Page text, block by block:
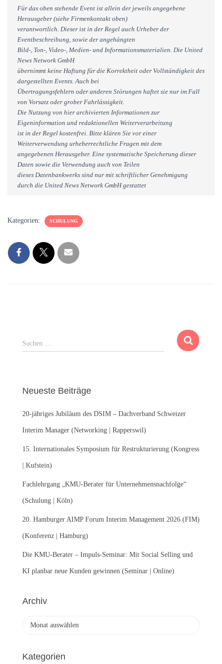
Für das oben stehende Event ist allein der jeweils angegebene
Herausgeber (siehe Firmenkontakt oben)
verantwortlich. Dieser ist in der Regel auch Urheber der
Eventbeschreibung, sowie der angehängten
Bild-, Ton-, Video-, Medien- und Informationsmaterialien. Die United
News Network GmbH
übernimmt keine Haftung für die Korrektheit oder Vollständigkeit des
dargestellten Events. Auch bei
Übertragungsfehlern oder anderen Störungen haftet sie nur im Fall
von Vorsatz oder grober Fahrlässigkeit.
Die Nutzung von hier archivierten Informationen zur
Eigeninformation und redaktionellen Weiterverarbeitung
ist in der Regel kostenfrei. Bitte klären Sie vor einer
Weiterverwendung urheberrechtliche Fragen mit dem
angegebenen Herausgeber. Eine systematische Speicherung dieser
Daten sowie die Verwendung auch von Teilen
dieses Datenbankwerks sind nur mit schriftlicher Genehmigung
durch die United News Network GmbH gestattet
Kategorien: SCHULUNG
S
u
n
a
c
:
Suchen …
Neueste Beiträge
20-jähriges Jubiläum des DSIM – Dachverband Schweizer
Interim Manager (Networking | Rapperswil)
15. Internationales Symposium für Restrukturierung (Kongress
| Kufstein)
Fachlehrgang „KMU-Berater für Unternehmensnachfolge“
(Schulung | Köln)
20. Hamburger AIMP Forum Interim Management 2026 (FIM)
(Konferenz | Hamburg)
Die KMU-Berater – Impuls-Seminar: Mit Social Selling und
KI planbar neue Kunden gewinnen (Seminar | Online)
Archiv
h
Kategorien